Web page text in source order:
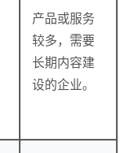
产品或服务
较多，需要
长期内容建
设的企业。
外贸独立站建设 ·